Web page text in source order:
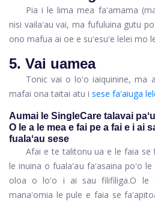
Pia i le lima mea faʻamama
nisi vailaʻau vai, ma fufuluina gutu
ono mafua ai oe e suʻesuʻe lelei mo
5. Vai uamea
Tonic vai o loʻo iaiquinine, ma
mafai ona taitai atu i sese faʻaiuga
Aumai le SingleCare talavai
O le a le mea e fai pe a fai e i ai
fualaʻau sese
Afai e te talitonu ua e le faia se
le inuina o fualaʻau faʻasaina poʻo
oloa o loʻo i ai sau filifiliga.O le
manaʻomia le pule e faia se